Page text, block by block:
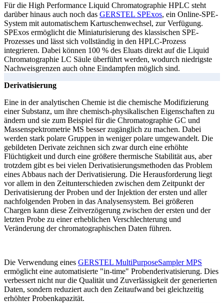
Für die High Performance Liquid Chromatographie HPLC steht
darüber hinaus auch noch das GERSTEL SPExos, ein Online-SPE-
System mit automatischem Kartuschenwechsel, zur Verfügung.
SPExos ermöglicht die Miniaturisierung des klassischen SPE-
Prozesses und lässt sich vollständig in den HPLC-Prozess
integrieren. Dabei können 100 % des Eluats direkt auf die Liquid
Chromatographie LC Säule überführt werden, wodurch niedrigste
Nachweisgrenzen auch ohne Eindampfen möglich sind.
Derivatisierung
Eine in der analytischen Chemie ist die chemische Modifizierung
einer Substanz, um ihre chemisch-physikalischen Eigenschaften zu
ändern und sie zum Beispiel für die Chromatographie GC und
Massenspektrometrie MS besser zugänglich zu machen. Dabei
werden stark polare Gruppen in weniger polare umgewandelt. Die
gebildeten Derivate zeichnen sich zwar durch eine erhöhte
Flüchtigkeit und durch eine größere thermische Stabilität aus, aber
trotzdem gibt es bei vielen Derivatisierungsmethoden das Problem
eines Abbaus nach der Derivatisierung. Die Herausforderung liegt
vor allem in den Zeitunterschieden zwischen dem Zeitpunkt der
Derivatisierung der Proben und der Injektion der ersten und aller
nachfolgenden Proben in das Analysensystem. Bei größeren
Chargen kann diese Zeitverzögerung zwischen der ersten und der
letzten Probe zu einer erheblichen Verschlechterung und
Veränderung der chromatographischen Daten führen.
Die Verwendung eines GERSTEL MultiPurposeSampler MPS
ermöglicht eine automatisierte "in-time" Probenderivatisierung. Dies
verbessert nicht nur die Qualität und Zuverlässigkeit der generierten
Daten, sondern reduziert auch den Zeitaufwand bei gleichzeitig
erhöhter Probenkapazität.